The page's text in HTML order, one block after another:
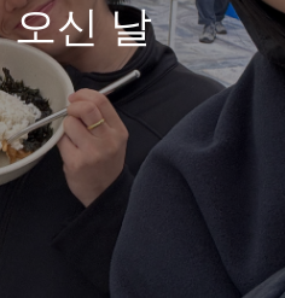
오신 날